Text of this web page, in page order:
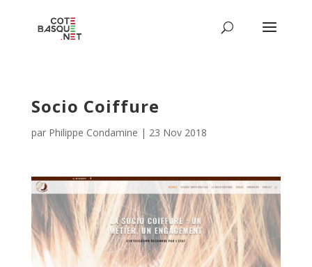
Socio Coiffure
par Philippe Condamine | 23 Nov 2018